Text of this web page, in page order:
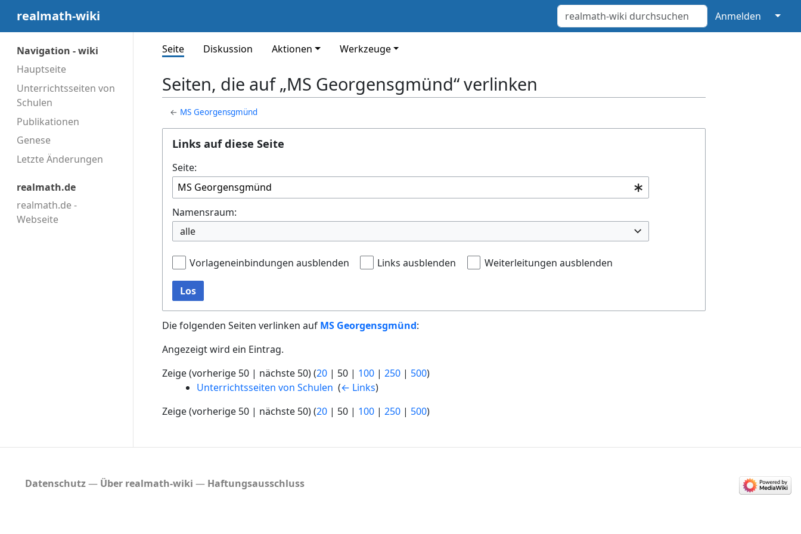
realmath-wiki Anmelden ↓
Navigation - wiki
Hauptseite
Unterrichtsseiten von
Schulen
Publikationen
Genese
Letzte Änderungen
realmath.de
realmath.de -
Webseite
Seite Diskussion Aktionen Werkzeuge
Seiten, die auf „MS Georgensgmünd“ verlinken
← MS Georgensgmünd
Links auf diese Seite
Seite:
Namensraum:
alle
Vorlageneinbindungen ausblenden Links ausblenden Weiterleitungen ausblenden
Los
Die folgenden Seiten verlinken auf MS Georgensgmünd:
Angezeigt wird ein Eintrag.
Zeige (vorherige 50 | nächste 50) (20 | 50 | 100 | 250 | 500)
Unterrichtsseiten von Schulen (← Links)
Zeige (vorherige 50 | nächste 50) (20 | 50 | 100 | 250 | 500)
Datenschutz Über realmath-wiki Haftungsausschluss